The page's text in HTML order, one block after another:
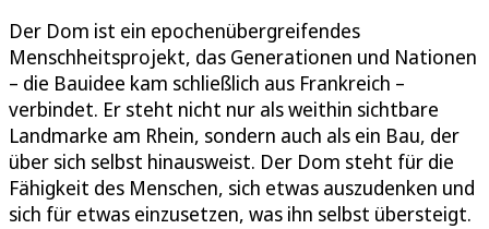
Der Dom ist ein epochenübergreifendes
Menschheitsprojekt, das Generationen und Nationen
– die Bauidee kam schließlich aus Frankreich –
verbindet. Er steht nicht nur als weithin sichtbare
Landmarke am Rhein, sondern auch als ein Bau, der
über sich selbst hinausweist. Der Dom steht für die
Fähigkeit des Menschen, sich etwas auszudenken und
sich für etwas einzusetzen, was ihn selbst übersteigt.